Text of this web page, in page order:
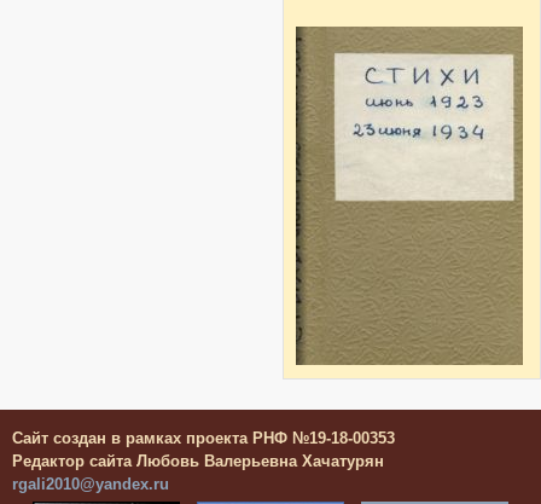
Сайт создан в рамках проекта РНФ №19-18-00353
Редактор сайта Любовь Валерьевна Хачатурян
rgali2010@yandex.ru